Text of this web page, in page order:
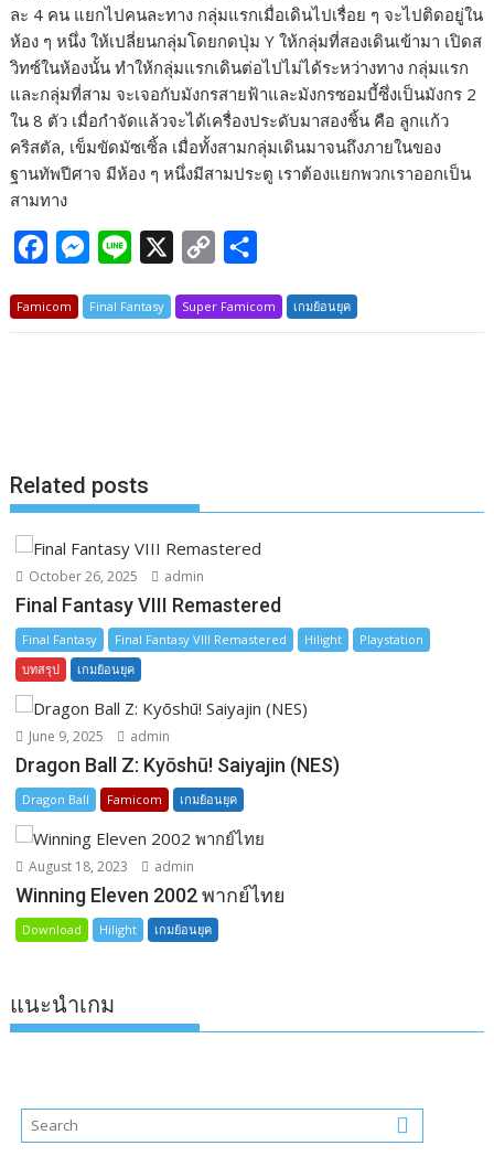
ละ 4 คน แยกไปคนละทาง กลุ่มแรกเมื่อเดินไปเรื่อย ๆ จะไปติดอยู่ใน
ห้อง ๆ หนึ่ง ให้เปลี่ยนกลุ่มโดยกดปุ่ม Y ให้กลุ่มที่สองเดินเข้ามา เปิดส
วิทซ์ในห้องนั้น ทำให้กลุ่มแรกเดินต่อไปไม่ได้ระหว่างทาง กลุ่มแรก
และกลุ่มที่สาม จะเจอกับมังกรสายฟ้าและมังกรซอมบี้ซึ่งเป็นมังกร 2
ใน 8 ตัว เมื่อกำจัดแล้วจะได้เครื่องประดับมาสองชิ้น คือ ลูกแก้ว
คริสตัล, เข็มขัดมัซเซิ้ล เมื่อทั้งสามกลุ่มเดินมาจนถึงภายในของ
ฐานทัพปีศาจ มีห้อง ๆ หนึ่งมีสามประตู เราต้องแยกพวกเราออกเป็น
สามทาง
c
k
M
s
e
r
n
p
a
Famicom Final Fantasy Super Famicom เกมย้อนยุค
Related posts
October 26, 2025 admin
Final Fantasy VIII Remastered
Final Fantasy Final Fantasy VIII Remastered Hilight
Playstation
บทสรุป
เกมย้อนยุค
June 9, 2025 admin
Dragon Ball Z: Kyōshū! Saiyajin (NES)
Dragon Ball Famicom เกมย้อนยุค
August 18, 2023 admin
Winning Eleven 2002 พากย์ไทย
Download Hilight เกมย้อนยุค
แนะนำเกม